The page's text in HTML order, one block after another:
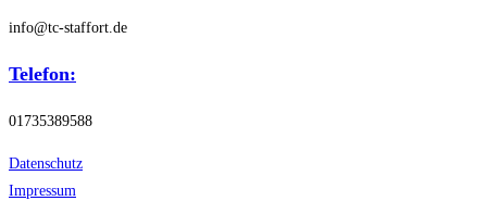
info@tc-staffort.de
Telefon:
01735389588
Datenschutz
Impressum